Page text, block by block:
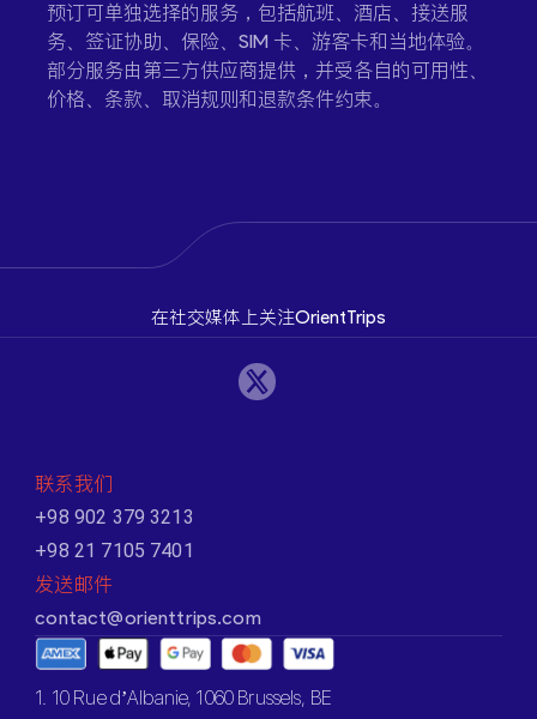
预订可单独选择的服务，包括航班、酒店、接送服
务、签证协助、保险、SIM 卡、游客卡和当地体验。
部分服务由第三方供应商提供，并受各自的可用性、
价格、条款、取消规则和退款条件约束。
在社交媒体上关注OrientTrips
联系我们
+98 902 379 3213
+98 21 7105 7401
发送邮件
contact@orienttrips.com
1. 10 Rue d’Albanie, 1060 Brussels, BE